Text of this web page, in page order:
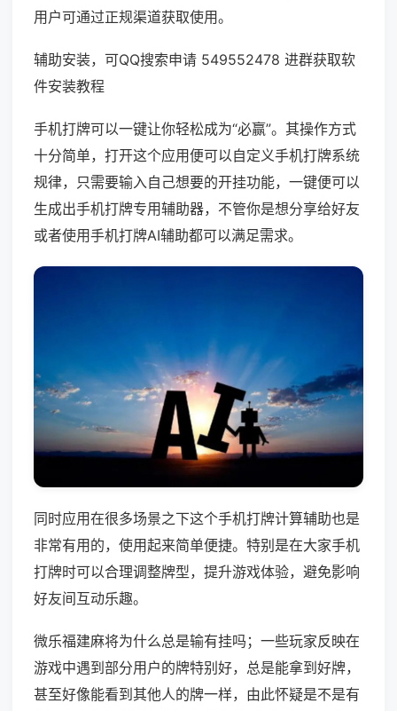
用户可通过正规渠道获取使用。
辅助安装，可QQ搜索申请 549552478 进群获取软
件安装教程
手机打牌可以一键让你轻松成为“必赢”。其操作方式
十分简单，打开这个应用便可以自定义手机打牌系统
规律，只需要输入自己想要的开挂功能，一键便可以
生成出手机打牌专用辅助器，不管你是想分享给好友
或者使用手机打牌AI辅助都可以满足需求。
同时应用在很多场景之下这个手机打牌计算辅助也是
非常有用的，使用起来简单便捷。特别是在大家手机
打牌时可以合理调整牌型，提升游戏体验，避免影响
好友间互动乐趣。
微乐福建麻将为什么总是输有挂吗；一些玩家反映在
游戏中遇到部分用户的牌特别好，总是能拿到好牌，
甚至好像能看到其他人的牌一样，由此怀疑是不是有